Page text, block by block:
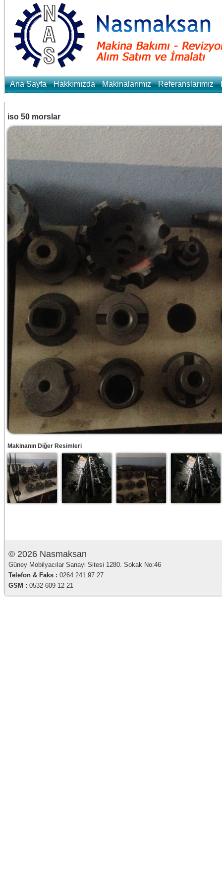
Ana Sayfa Hakkımızda Makinalarımız Referanslarımız
Bilgilerimiz
iso 50 morslar
Makinanın Diğer Resimleri
© 2026 Nasmaksan
Güney Mobilyacılar Sanayi Sitesi 1280. Sokak No:46
Telefon & Faks : 0264 241 97 27
GSM : 0532 609 12 21